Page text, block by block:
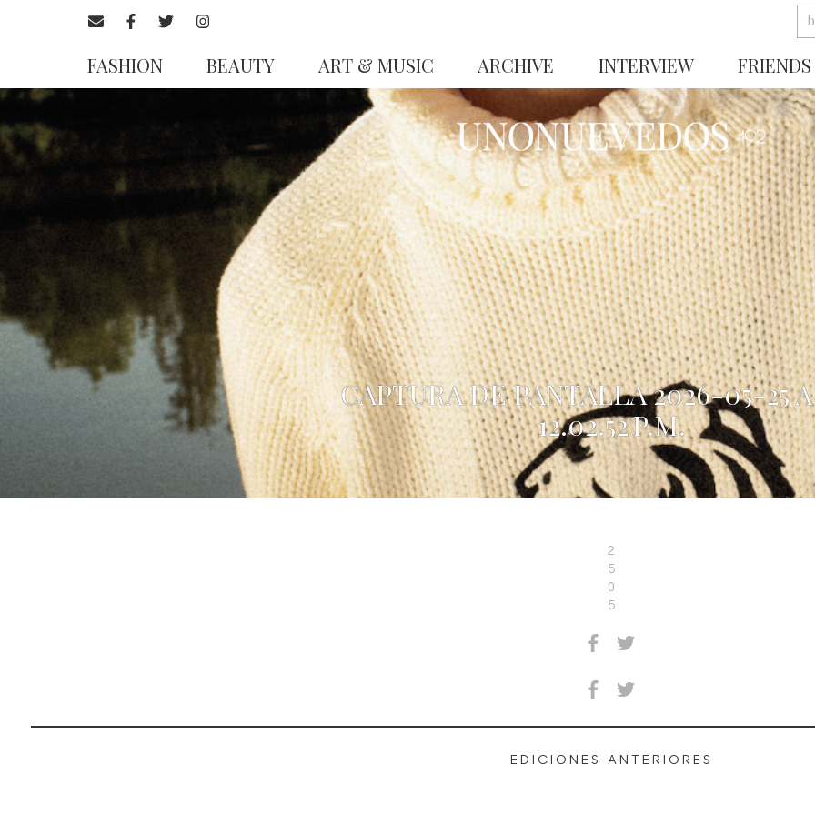
FASHION BEAUTY ART & MUSIC ARCHIVE INTERVIEW
CAPTURA DE PANTALLA 2026-05-25
12.02.52 P.M.
2
5
0
5
EDICIONES ANTERIORES